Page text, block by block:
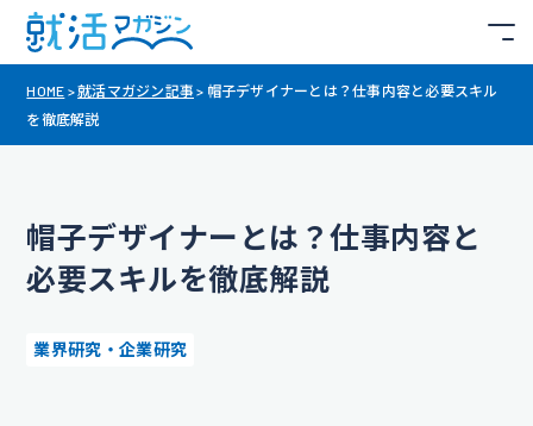
HOME >就活マガジン記事 > 帽子デザイナーとは？仕事内容と必要スキル
を徹底解説
帽子デザイナーとは？仕事内容と
必要スキルを徹底解説
業界研究・企業研究